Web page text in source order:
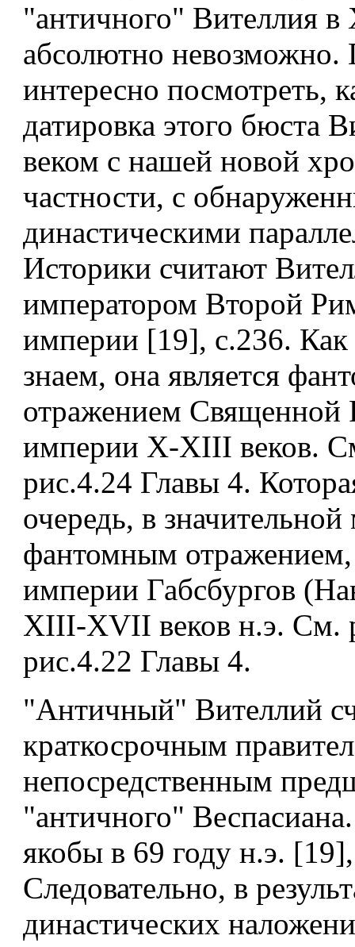
"античного" Вителлия в
абсолютно невозможно.
интересно посмотреть,
датировка этого бюста
веком с нашей новой
частности, с
династическими
Историки считают
императором Второй
империи [19], с.236.
знаем, она является
отражением Священной
империи X-XIII веков.
рис.4.24 Главы 4.
очередь, в значительной
фантомным
империи Габсбургов
XIII-XVII веков н.э. См.
рис.4.22 Главы 4.
"Античный" Вителлий
краткосрочным
непосредственным
"античного"
якобы в 69 году н.э.
Следовательно, в
династических